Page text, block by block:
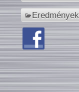
Eredmények